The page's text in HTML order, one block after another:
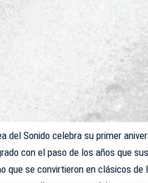
del Sonido celebra su primer
con el paso de los años que
que se convirtieron en clásicos de